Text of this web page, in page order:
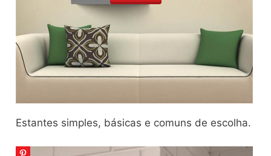
Estantes simples, básicas e comuns de escolha.